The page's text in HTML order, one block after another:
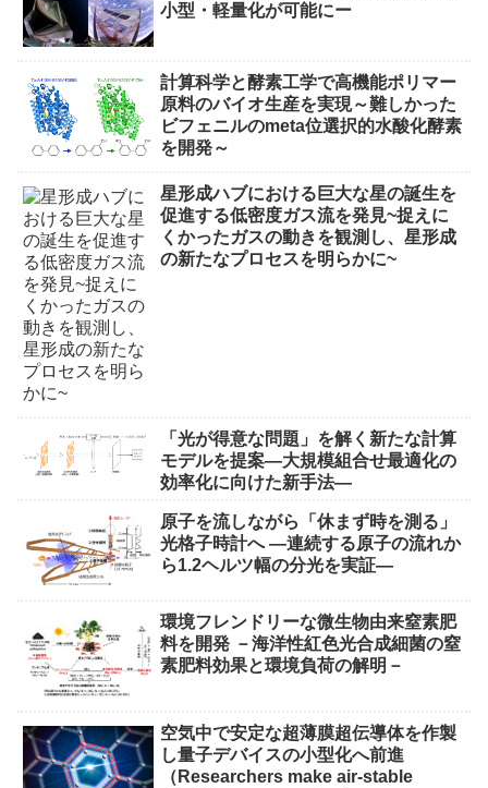
小型・軽量化が可能にー
計算科学と酵素工学で高機能ポリマー
原料のバイオ生産を実現～難しかった
ビフェニルのmeta位選択的水酸化酵素
を開発～
星形成ハブにおける巨大な星の誕生を
促進する低密度ガス流を発見~捉えに
くかったガスの動きを観測し、星形成
の新たなプロセスを明らかに~
「光が得意な問題」を解く新たな計算
モデルを提案―大規模組合せ最適化の
効率化に向けた新手法―
原子を流しながら「休まず時を測る」
光格子時計へ ―連続する原子の流れか
ら1.2ヘルツ幅の分光を実証―
環境フレンドリーな微生物由来窒素肥
料を開発 －海洋性紅色光合成細菌の窒
素肥料効果と環境負荷の解明－
空気中で安定な超薄膜超伝導体を作製
し量子デバイスの小型化へ前進
（Researchers make air-stable